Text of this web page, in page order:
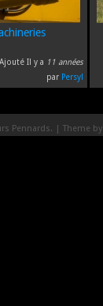
Ajouté Il y a 11 années
par Persyl
Pennards. | Theme by